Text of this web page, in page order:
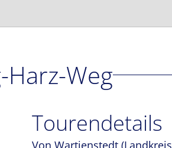
Weg
Tourendetails
Von Wartjenstedt (Landkreis